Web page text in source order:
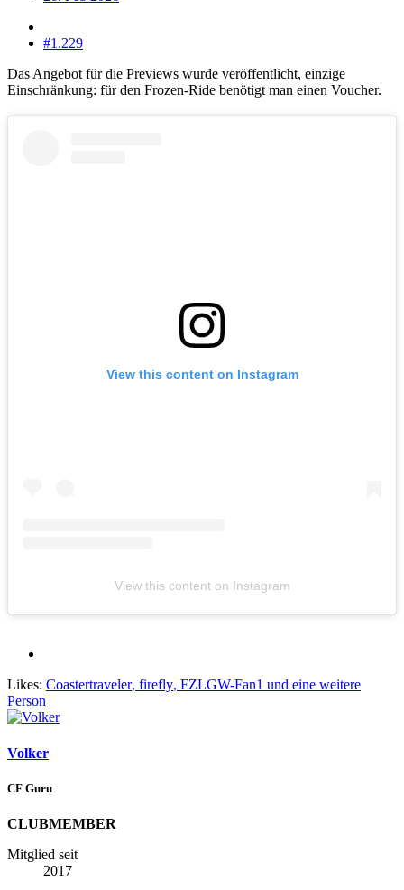
#1.229
Das Angebot für die Previews wurde veröffentlicht, einzige
Einschränkung: für den Frozen-Ride benötigt man einen Voucher.
View this content on Instagram
View this content on Instagram
Likes: Coastertraveler, firefly, FZLGW-Fan1 und eine weitere
Person
Volker
CF Guru
CLUBMEMBER
Mitglied seit
2017